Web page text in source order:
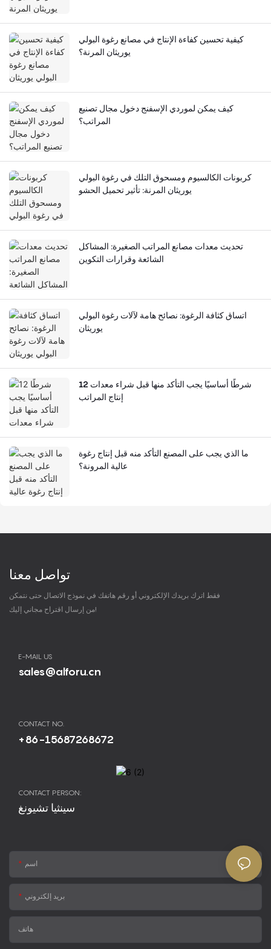
كيفية تحسين كفاءة الإنتاج في مصانع رغوة البولي
يوريثان المرنة؟
كيف يمكن لموردي الإسفنج دخول مجال تصنيع
المراتب؟
كربونات الكالسيوم ومسحوق التلك في رغوة البولي
يوريثان المرنة: تأثير تحميل الحشو
تحديث معدات مصانع المراتب الصغيرة: المشاكل
الشائعة وقرارات التكوين
اتساق كثافة الرغوة: نصائح هامة لآلات رغوة البولي
يوريثان
12 شرطًا أساسيًا يجب التأكد منها قبل شراء معدات
إنتاج المراتب
ما الذي يجب على المصنع التأكد منه قبل إنتاج رغوة
عالية المرونة؟
تواصل معنا
فقط اترك بريدك الإلكتروني أو رقم هاتفك في نموذج الاتصال حتى نتمكن
من إرسال اقتراح مجاني إليك!
E-MAIL US
sales@alforu.cn
CONTACT NO.
+86-15687268672
CONTACT PERSON:
سينثيا تشيونغ
اسم
بريد إلكتروني
هاتف